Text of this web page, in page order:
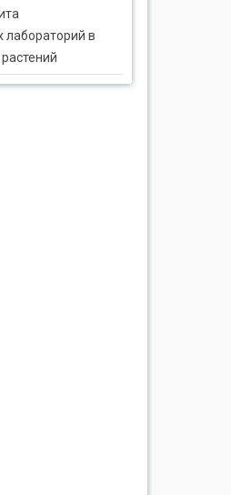
лабораторий в